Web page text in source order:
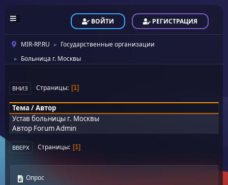
ВОЙТИ РЕГИСТРАЦИЯ
MIR-RP.RU ► Государственные организации
► Больница г. Москвы
ВНИЗ Страницы 1
Тема /Автор
Устав больницы г. Москвы
Автор Forum Admin
ВВЕРХ Страницы 1
Опрос